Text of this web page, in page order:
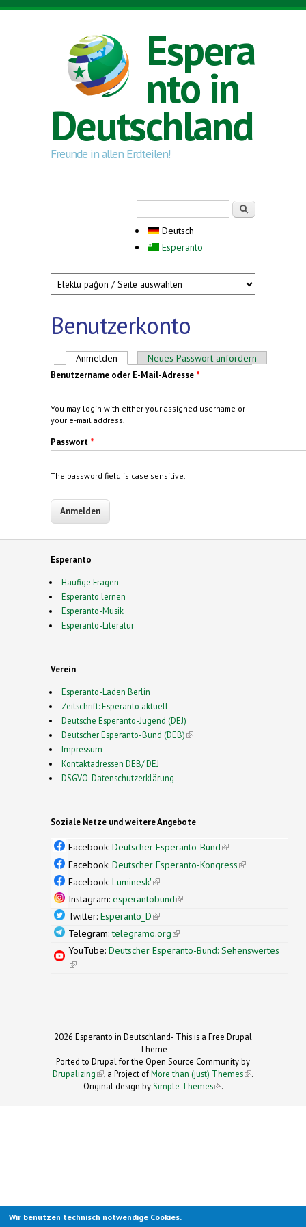
Direkt zum Inhalt
Espera
nto in
Deutschland
Freunde in allen Erdteilen!
Deutsch
Esperanto
Benutzerkonto
Haupt-Reiter
Anmelden (aktiver Reiter)
Neues Passwort anfordern
Benutzername oder E-Mail-Adresse *
You may login with either your assigned username or
your e-mail address.
Passwort *
The password field is case sensitive.
Esperanto
Häufige Fragen
Esperanto lernen
Esperanto-Musik
Esperanto-Literatur
Verein
Esperanto-Laden Berlin
Zeitschrift: Esperanto aktuell
Deutsche Esperanto-Jugend (DEJ)
Deutscher Esperanto-Bund (DEB)(link is external)
Impressum
Kontaktadressen DEB/ DEJ
DSGVO-Datenschutzerklärung
Soziale Netze und weitere Angebote
Facebook: Deutscher Esperanto-Bund(link is
external)
Facebook: Deutscher Esperanto-Kongress(link is
Facebook: Luminesk'(link is external)
Instagram: esperantobund(link is external)
Twitter: Esperanto_D(link is external)
Telegram:telegramo.org(link is external)
YouTube: Deutscher Esperanto-Bund: Sehenswertes
(link is external)
2026 Esperanto in Deutschland- This is a Free Drupal
Theme
Ported to Drupal for the Open Source Community by
Drupalizing(link is external)
, a Project ofMore than (just) Themes (link is
.
Original design by Simple Themes
(link is
.
Wir benutzen technisch notwendige Cookies.